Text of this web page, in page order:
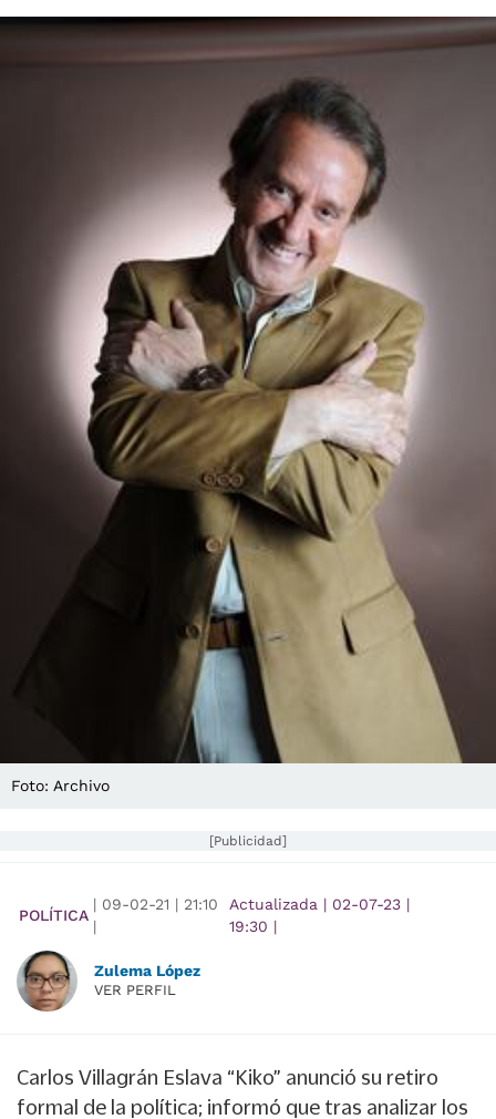
Foto: Archivo
[Publicidad]
POLÍTICA
| 09-02-21 | 21:10
|
Actualizada | 02-07-23 |
19:30 |
Zulema López
VER PERFIL
Carlos Villagrán Eslava “Kiko” anunció su retiro
formal de la política; informó que tras analizar los